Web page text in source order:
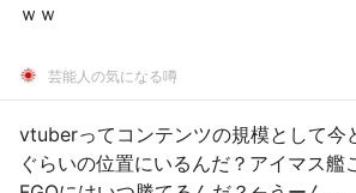
ｗｗ
芸能人の気になる噂
vtuberってコンテンツの規模として今
ぐらいの位置にいるんだ？アイマス艦